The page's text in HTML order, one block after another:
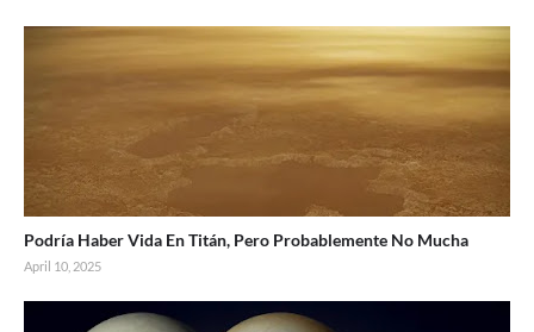
Podría Haber Vida En Titán, Pero Probablemente No Mucha
April 10, 2025